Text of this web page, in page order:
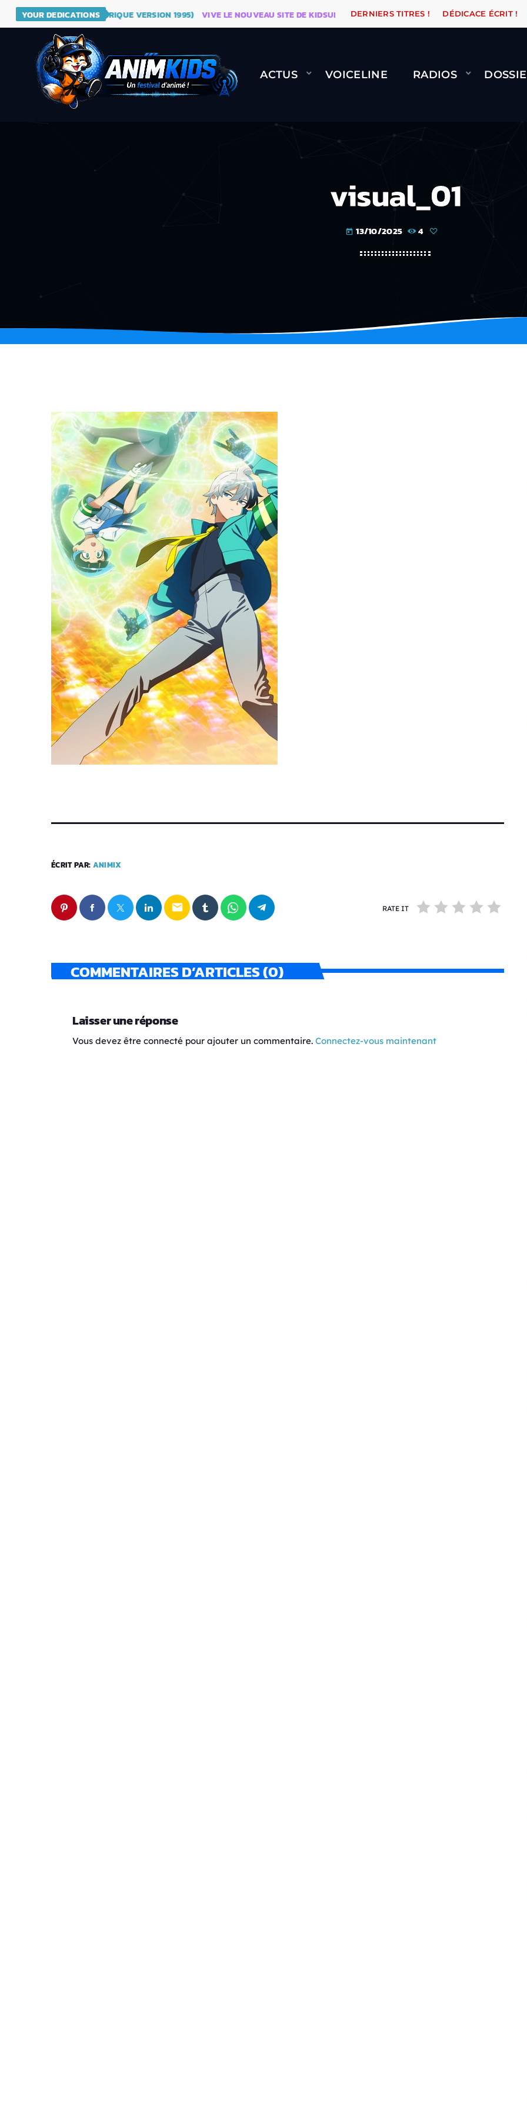
YOUR DEDICATIONS
BALL (GÉNÉRIQUE VERSION 1995) VIVE LE NOUVEAU SITE DE KIDSUNE WARÉTRO ORANGE ROAD QUI
DERNIERS TITRES ! DÉDICACE ÉCRIT !
ACTUS VOICELINE RADIOS
visual_01
today 13/10/2025 4
ÉCRIT PAR: ANIMIX
email RATE IT
COMMENTAIRES D’ARTICLES (0)
Laisser une réponse
Vous devez être connecté pour ajouter un commentaire. Connectez-vous maintenant